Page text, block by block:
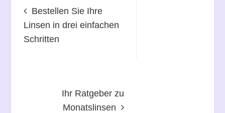
Bestellen Sie Ihre
Linsen in drei einfachen
Schritten
Ihr Ratgeber zu
Monatslinsen